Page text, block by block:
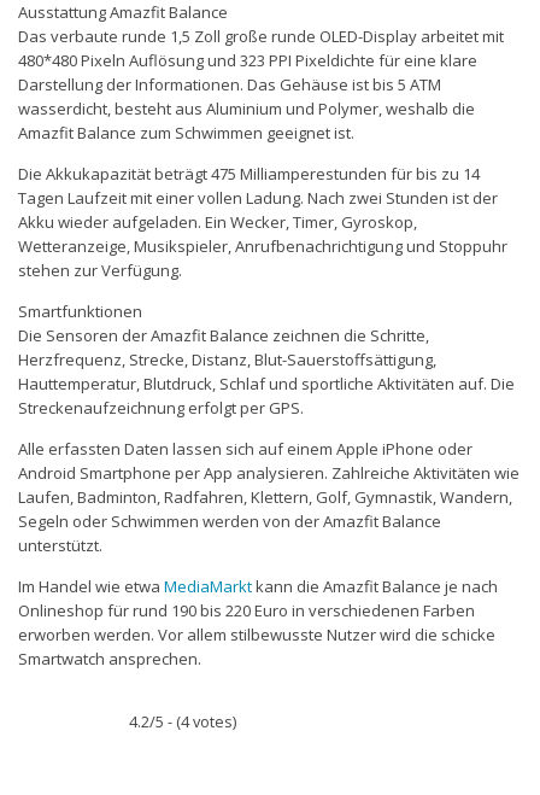
Ausstattung Amazfit Balance
Das verbaute runde 1,5 Zoll große runde OLED-Display arbeitet mit
480*480 Pixeln Auflösung und 323 PPI Pixeldichte für eine klare
Darstellung der Informationen. Das Gehäuse ist bis 5 ATM
wasserdicht, besteht aus Aluminium und Polymer, weshalb die
Amazfit Balance zum Schwimmen geeignet ist.
Die Akkukapazität beträgt 475 Milliamperestunden für bis zu 14
Tagen Laufzeit mit einer vollen Ladung. Nach zwei Stunden ist der
Akku wieder aufgeladen. Ein Wecker, Timer, Gyroskop,
Wetteranzeige, Musikspieler, Anrufbenachrichtigung und Stoppuhr
stehen zur Verfügung.
Smartfunktionen
Die Sensoren der Amazfit Balance zeichnen die Schritte,
Herzfrequenz, Strecke, Distanz, Blut-Sauerstoffsättigung,
Hauttemperatur, Blutdruck, Schlaf und sportliche Aktivitäten auf. Die
Streckenaufzeichnung erfolgt per GPS.
Alle erfassten Daten lassen sich auf einem Apple iPhone oder
Android Smartphone per App analysieren. Zahlreiche Aktivitäten wie
Laufen, Badminton, Radfahren, Klettern, Golf, Gymnastik, Wandern,
Segeln oder Schwimmen werden von der Amazfit Balance
unterstützt.
Im Handel wie etwa MediaMarktkann die Amazfit Balance je nach
Onlineshop für rund 190 bis 220 Euro in verschiedenen Farben
erworben werden. Vor allem stilbewusste Nutzer wird die schicke
Smartwatch ansprechen.
4.2/5 - (4 votes)